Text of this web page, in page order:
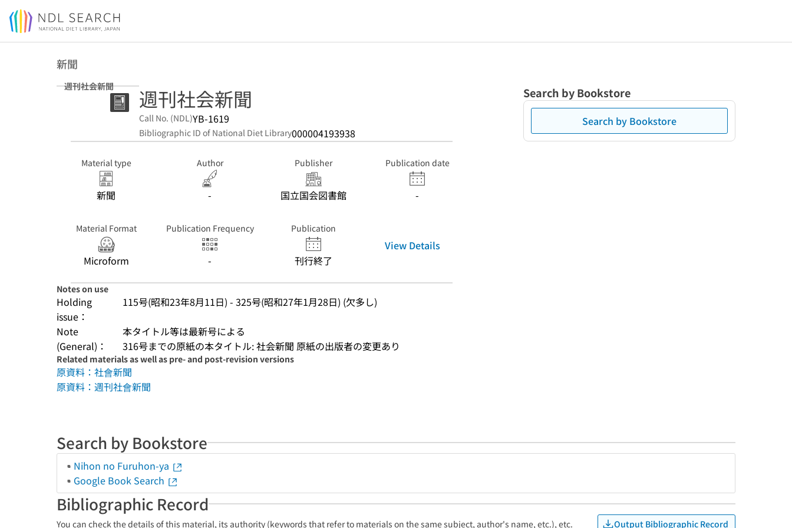
Jump to main content
新聞
週刊社会新聞 週刊社会新聞
Call No. (NDL)YB-1619
Bibliographic ID of National Diet Library000004193938
Material type
新聞
Author
-
Publisher
国立国会図書館
Publication date
-
Material Format
Microform
Publication Frequency
-
Publication
刊行終了
View Details
Notes on use
Holding
issue：
115号(昭和23年8月11日) - 325号(昭和27年1月28日) (欠多し)
Note
(General)：
本タイトル等は最新号による
316号までの原紙の本タイトル: 社会新聞 原紙の出版者の変更あり
Related materials as well as pre- and post-revision versions
原資料：社會新聞
原資料：週刊社會新聞
Search by Bookstore
Search by Bookstore
Search by Bookstore
Nihon no Furuhon-ya
Google Book Search
Bibliographic Record
You can check the details of this material, its authority (keywords that refer to materials on the same subject, author's name, etc.), etc. Output Bibliographic Record